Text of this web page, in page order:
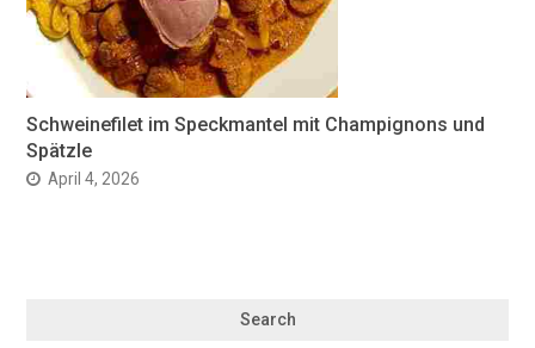
Schweinefilet im Speckmantel mit Champignons und
Spätzle
April 4, 2026
Search